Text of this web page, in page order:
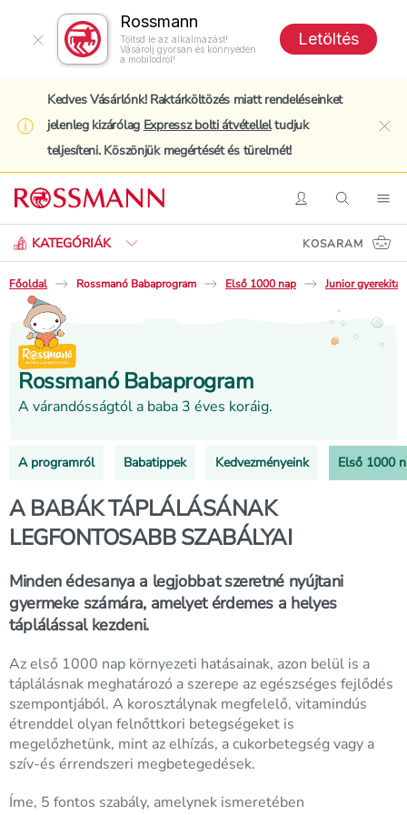
Rossmann
Töltsd le az alkalmazást!
Vásárolj gyorsan és könnyedén
a mobilodról!
Letöltés
Kedves Vásárlónk! Raktárköltözés miatt rendeléseinket
jelenleg kizárólag Expressz bolti átvételleltudjuk
teljesíteni. Köszönjük megértését és türelmét!
BelépésKeresés
KATEGÓRIÁK
Keresés
KOSARAM
Főoldal Rossmanó Babaprogram Első 1000 nap Junior
Rossmanó Babaprogram
A várandósságtól a baba 3 éves koráig.
A programról Babatippek Kedvezményeink Első 1000
A BABÁK TÁPLÁLÁSÁNAK
LEGFONTOSABB SZABÁLYAI
Minden édesanya a legjobbat szeretné nyújtani
gyermeke számára, amelyet érdemes a helyes
táplálással kezdeni.
Az első 1000 nap környezeti hatásainak, azon belül is a
táplálásnak meghatározó a szerepe az egészséges fejlődés
szempontjából. A korosztálynak megfelelő, vitamindús
étrenddel olyan felnőttkori betegségeket is
megelőzhetünk, mint az elhízás, a cukorbetegség vagy a
szív-és érrendszeri megbetegedések.
Íme, 5 fontos szabály, amelynek ismeretében